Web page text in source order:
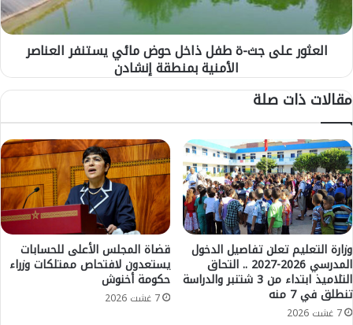
ر
ب
ر
ا
ب
ن
ي
م
ل
ا
ل
ل
ل
م
و
س
ل
ى
ث
ة
ف
ل
ذ
ا
خ
ل
ح
و
ض
م
ا
ئ
العثور على جث-ة طفل ذاخل حوض مائي يستنفر العناصر
الأمنية بمنطقة إنشادن
مقالات ذات صلة
وزارة التعليم تعلن تفاصيل الدخول
المدرسي 2026-2027 .. التحاق
التلاميذ ابتداء من 3 شتنبر والدراسة
تنطلق في 7 منه
7 غشت 2026
قضاة المجلس الأعلى للحسابات
يستعدون لافتحاص ممتلكات وزراء
حكومة أخنوش
7 غشت 2026